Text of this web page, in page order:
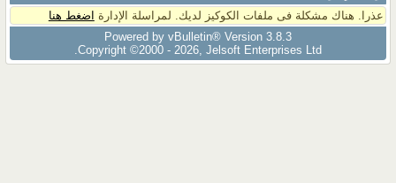
عذرا. هناك مشكلة فى ملفات الكوكيز لديك. لمراسلة الإدارة اضغط هنا
Powered by vBulletin® Version 3.8.3
Copyright ©2000 - 2026, Jelsoft Enterprises Ltd.